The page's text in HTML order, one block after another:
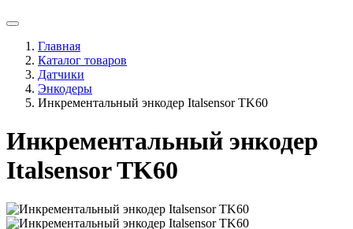
Главная
Каталог товаров
Датчики
Энкодеры
Инкрементальный энкодер Italsensor TK60
Инкрементальный энкодер
Italsensor TK60